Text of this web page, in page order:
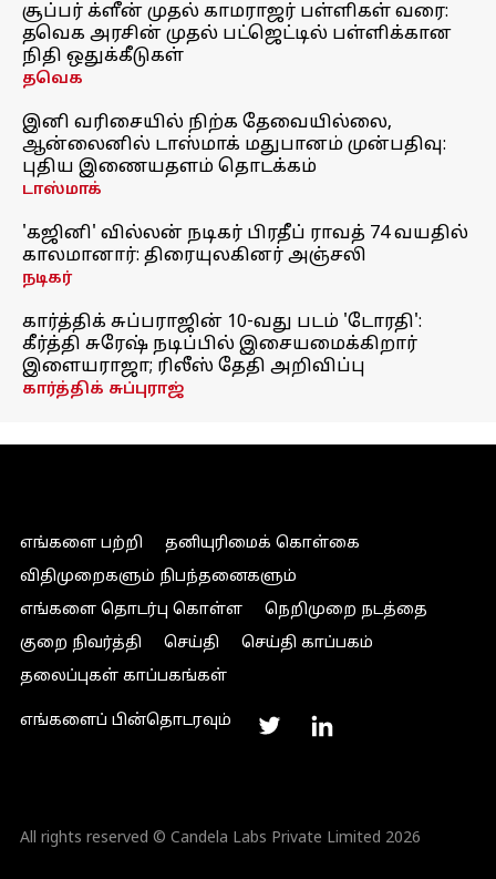
சூப்பர் க்ளீன் முதல் காமராஜர் பள்ளிகள் வரை:
தவெக அரசின் முதல் பட்ஜெட்டில் பள்ளிக்கான
நிதி ஒதுக்கீடுகள்
தவெக
இனி வரிசையில் நிற்க தேவையில்லை,
ஆன்லைனில் டாஸ்மாக் மதுபானம் முன்பதிவு:
புதிய இணையதளம் தொடக்கம்
டாஸ்மாக்
'கஜினி' வில்லன் நடிகர் பிரதீப் ராவத் 74 வயதில்
காலமானார்: திரையுலகினர் அஞ்சலி
நடிகர்
கார்த்திக் சுப்பராஜின் 10-வது படம் 'டோரதி':
கீர்த்தி சுரேஷ் நடிப்பில் இசையமைக்கிறார்
இளையராஜா; ரிலீஸ் தேதி அறிவிப்பு
கார்த்திக் சுப்புராஜ்
எங்களை பற்றி
தனியுரிமைக் கொள்கை
விதிமுறைகளும் நிபந்தனைகளும்
எங்களை தொடர்பு கொள்ள
நெறிமுறை நடத்தை
குறை நிவர்த்தி
செய்தி
செய்தி காப்பகம்
தலைப்புகள் காப்பகங்கள்
எங்களைப் பின்தொடரவும்
All rights reserved © Candela Labs Private Limited 2026